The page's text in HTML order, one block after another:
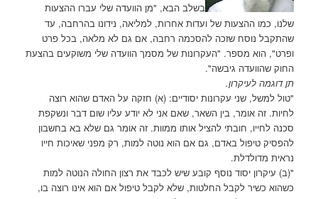
בשלב הבא, "מן הוועדה שלי עברו ההצעות
שלנו, כמו ההצעות של ועדות אחרות, למליאה, נידונו בהרחבה, עד
שהתקבל נוסח שזכה להסכמה רחבה, אם גם לא מלאה, בכל פרט
ופרט", הוא מספר. "העקרונות של מסמך הוועדה שלי משוקעים בהצעת
החוק שהוועדה גיבשה".
תן דוגמה לעיקרון.
"טול למשל, שני עקרונות יסודיים: (א) חזקה על האדם שהוא רוצה
לחיות. זה אומר, בין השאר, שאם אני לא יודע עליו שום דבר ונשקפת
סכנה לחייו, חובתי להציל אותו ממוות. זה אומר גם שלא בא בחשבון
להפסיק טיפול באדם, גם אם הוא נוטה למות, רק מפני שאיכות חייו
נראית מדולדלת.
"(ב) עיקרון יסוד נוסף קובע שיש לכבד את רצון החולה הנוטה למות
כשהוא כשיר לקבל החלטות, שלא לקבל טיפול אם הוא אינו רוצה בו,